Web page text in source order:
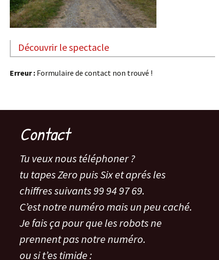
Découvrir le spectacle
Erreur : Formulaire de contact non trouvé !
Contact
Tu veux nous téléphoner ?
tu tapes Zero puis Six et aprés les
chiffres suivants 99 94 97 69.
C’est notre numéro mais un peu caché.
Je fais ça pour que les robots ne
prennent pas notre numéro.
ou si t’es timide :